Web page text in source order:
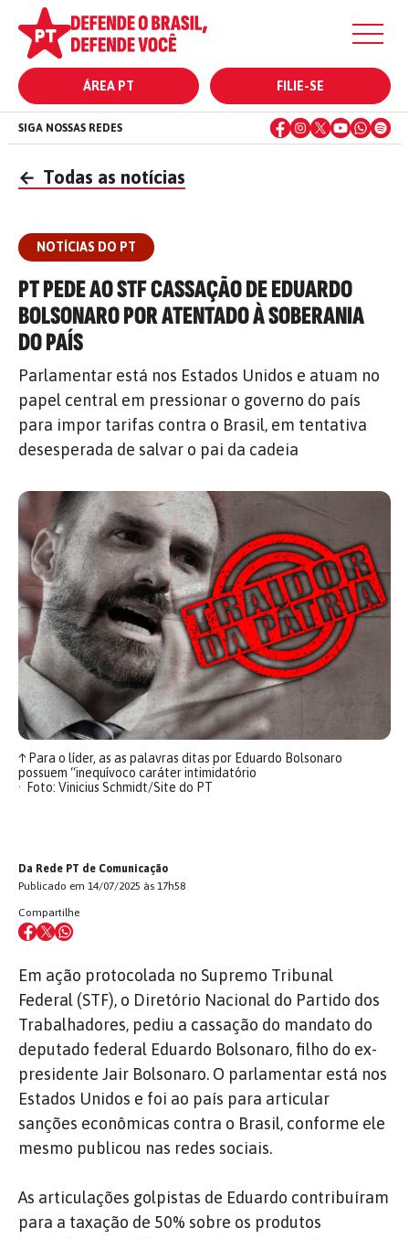
ÁREA PT FILIE-SE
SIGA NOSSAS REDES
← Todas as notícias
NOTÍCIAS DO PT
PT PEDE AO STF CASSAÇÃO DE EDUARDO
BOLSONARO POR ATENTADO À SOBERANIA
DO PAÍS
Parlamentar está nos Estados Unidos e atuam no
papel central em pressionar o governo do país
para impor tarifas contra o Brasil, em tentativa
desesperada de salvar o pai da cadeia
↑Para o líder, as as palavras ditas por Eduardo Bolsonaro
possuem “inequívoco caráter intimidatório
Foto: Vinicius Schmidt/Site do PT
Da Rede PT de Comunicação
Publicado em 14/07/2025 às 17h58
Compartilhe
Em ação protocolada no Supremo Tribunal
Federal (STF), o Diretório Nacional do Partido dos
Trabalhadores, pediu a cassação do mandato do
deputado federal Eduardo Bolsonaro, filho do ex-
presidente Jair Bolsonaro. O parlamentar está nos
Estados Unidos e foi ao país para articular
sanções econômicas contra o Brasil, conforme ele
mesmo publicou nas redes sociais.
As articulações golpistas de Eduardo contribuíram
para a taxação de 50% sobre os produtos